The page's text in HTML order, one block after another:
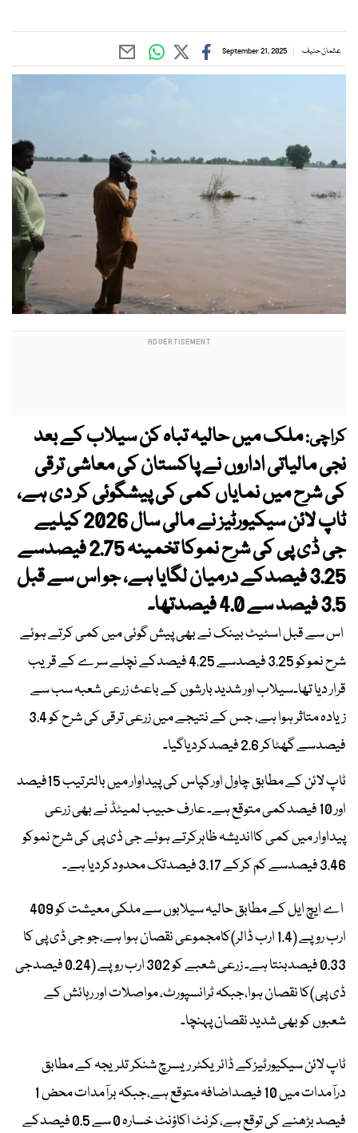
عثمان حنیف September 21, 2025
کراچی:ملک میں حالیہ تباہ کن سیلاب کے بعد
نجی مالیاتی اداروں نے پاکستان کی معاشی ترقی
کی شرح میں نمایاں کمی کی پیشگوئی کر دی ہے،
ٹاپ لائن سیکیورٹیز نے مالی سال 2026 کیلیے
جی ڈی پی کی شرح نموکا تخمینہ 2.75 فیصدسے
3.25 فیصدکے درمیان لگایا ہے، جو اس سے قبل
3.5 فیصد سے 4.0 فیصدتھا۔
اس سے قبل اسٹیٹ بینک نے بھی پیش گوئی میں کمی کرتے ہوئے
شرح نموکو 3.25 فیصدسے 4.25 فیصدکے نچلے سرے کے قریب
قرار دیا تھا۔سیلاب اور شدید بارشوں کے باعث زرعی شعبہ سب سے
زیادہ متاثر ہوا ہے، جس کے نتیجے میں زرعی ترقی کی شرح کو 3.4
فیصدسے گھٹاکر 2.6 فیصدکردیاگیا۔
ٹاپ لائن کے مطابق چاول اورکپاس کی پیداوار میں بالترتیب 15فیصد
اور 10 فیصدکمی متوقع ہے۔ عارف حبیب لمیٹڈ نے بھی زرعی
پیداوار میں کمی کااندیشہ ظاہرکرتے ہوئے جی ڈی پی کی شرح نموکو
3.46 فیصدسے کم کرکے 3.17 فیصدتک محدودکردیا ہے۔
اے ایچ ایل کے مطابق حالیہ سیلابوں سے ملکی معیشت کو 409
ارب روپے (1.4 ارب ڈالر)کامجموعی نقصان ہوا ہے،جو جی ڈی پی کا
0.33 فیصدبنتا ہے۔ زرعی شعبے کو 302 ارب روپے (0.24 فیصدجی
ڈی پی)کا نقصان ہوا،جبکہ ٹرانسپورٹ، مواصلات اور رہائش کے
شعبوں کو بھی شدید نقصان پہنچا۔
ٹاپ لائن سیکیورٹیزکے ڈائریکٹر ریسرچ شنکر تلریجہ کے مطابق
درآمدات میں 10 فیصداضافہ متوقع ہے،جبکہ برآمدات محض 1
فیصد بڑھنے کی توقع ہے،کرنٹ اکاؤنٹ خسارہ 0 سے 0.5 فیصدکے